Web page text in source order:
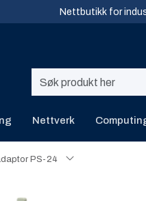
Nettbutikk for
Nettverk
PS-24